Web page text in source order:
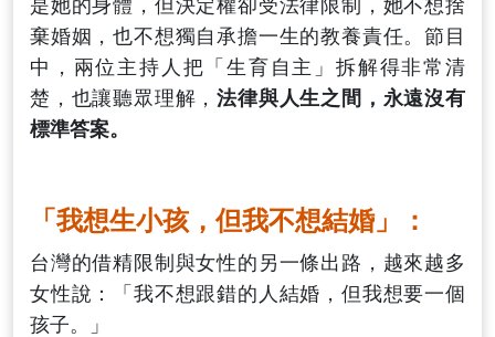
是她的身體，但決定權卻受法律限制，她不想捨
棄婚姻，也不想獨自承擔一生的教養責任。節目
中，兩位主持人把「生育自主」拆解得非常清
楚，也讓聽眾理解，法律與人生之間，永遠沒有
標準答案。
「我想生小孩，但我不想結婚」：
台灣的借精限制與女性的另一條出路，越來越多
女性說：「我不想跟錯的人結婚，但我想要一個
孩子。」